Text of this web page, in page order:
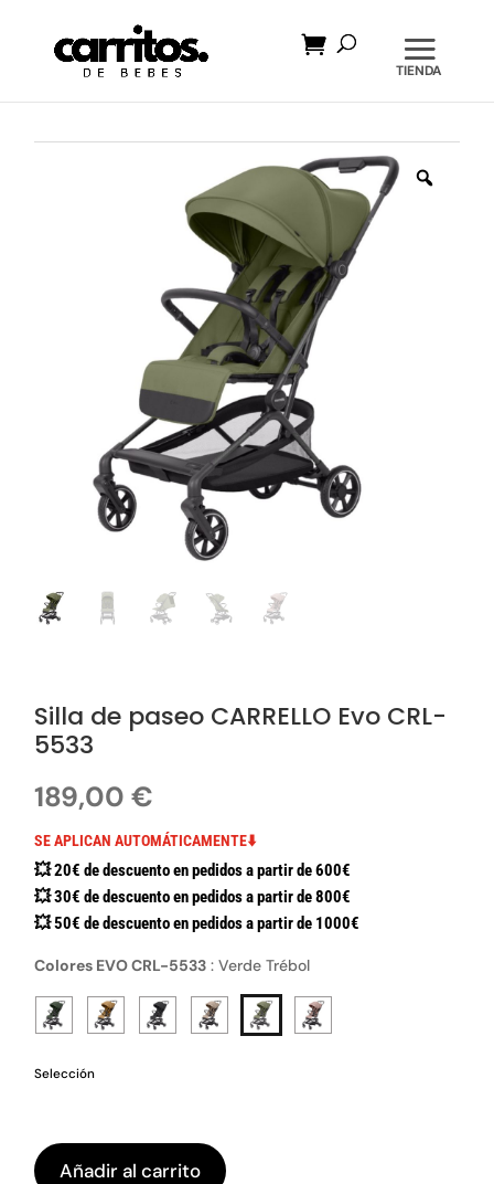
productos
Silla de paseo CARRELLO Evo CRL-
5533
189,00€
SE APLICAN AUTOMÁTICAMENTE⬇️
💥 20€ de descuento en pedidos a partir de 600€
💥 30€ de descuento en pedidos a partir de 800€
💥 50€ de descuento en pedidos a partir de 1000€
Colores EVO CRL-5533 : Verde Trébol
Selección
Añadir al carrito